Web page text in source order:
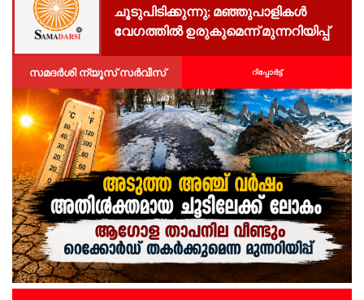
ചൂടുപിടിക്കുന്നു; മഞ്ഞുപാളികൾ
വേഗത്തിൽ ഉരുകുമെന്ന് മുന്നറിയിപ്പ്
സമദർശി ന്യൂസ് സർവീസ് റിപ്പോര്‍ട്ട്